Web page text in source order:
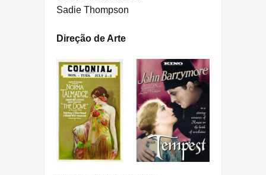
Sadie Thompson
Direção de Arte